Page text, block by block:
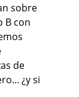
sobre
B con
de
¿y si